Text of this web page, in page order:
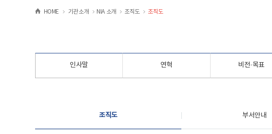
HOME >
기관소개 >NIA 소개 >
조직도 >
조직도
인사말 연혁 비전·목표
조직도 부서안내